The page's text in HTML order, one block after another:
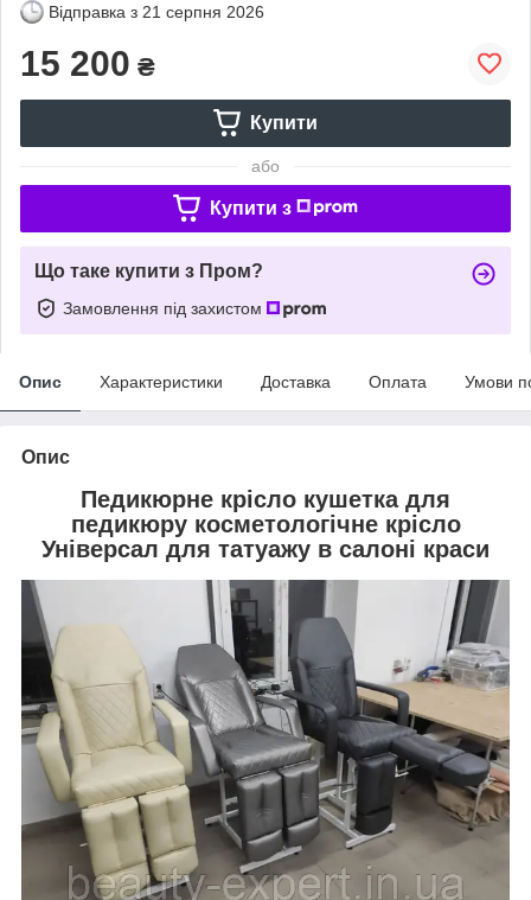
Відправка з 21 серпня 2026
15 200 ₴
Купити
або
Купити з
Що таке купити з Пром?
Замовлення під захистом
Опис Характеристики Доставка Оплата Умови
Опис
Педикюрне крісло кушетка для
педикюру косметологічне крісло
Універсал для татуажу в салоні краси